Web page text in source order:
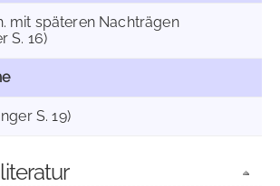
mit späteren Nachträgen
S. 16)
S. 19)